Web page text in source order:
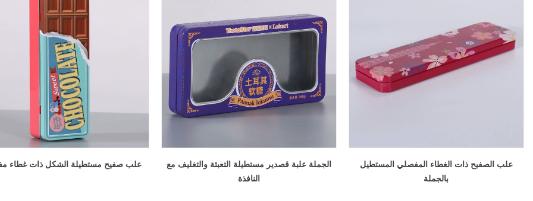
علب صفيح مستطيلة الشكل ذات غطاء
الجملة علبة قصدير مستطيلة التعبئة والتغليف مع
النافذة
علب الصفيح ذات الغطاء المفصلي المستطيل
بالجملة